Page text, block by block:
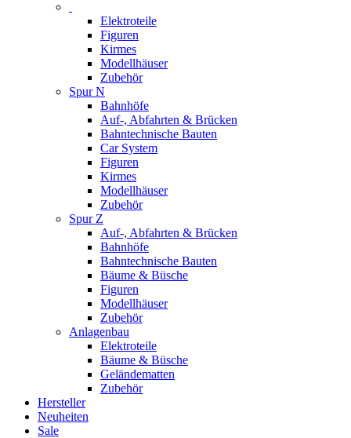
Elektroteile
Figuren
Kirmes
Modellhäuser
Zubehör
Spur N
Bahnhöfe
Auf-, Abfahrten & Brücken
Bahntechnische Bauten
Car System
Figuren
Kirmes
Modellhäuser
Zubehör
Spur Z
Auf-, Abfahrten & Brücken
Bahnhöfe
Bahntechnische Bauten
Bäume & Büsche
Figuren
Modellhäuser
Zubehör
Anlagenbau
Elektroteile
Bäume & Büsche
Geländematten
Zubehör
Hersteller
Neuheiten
Sale